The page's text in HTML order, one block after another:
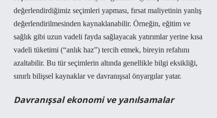
değerlendirdiğimiz seçimleri yapması, fırsat maliyetinin yanlış
değerlendirilmesinden kaynaklanabilir. Örneğin, eğitim ve
sağlık gibi uzun vadeli fayda sağlayacak yatırımlar yerine kısa
vadeli tüketimi (“anlık haz”) tercih etmek, bireyin refahını
azaltabilir. Bu tür seçimlerin altında genellikle bilgi eksikliği,
sınırlı bilişsel kaynaklar ve davranışsal önyargılar yatar.
Davranışsal ekonomi ve yanılsamalar